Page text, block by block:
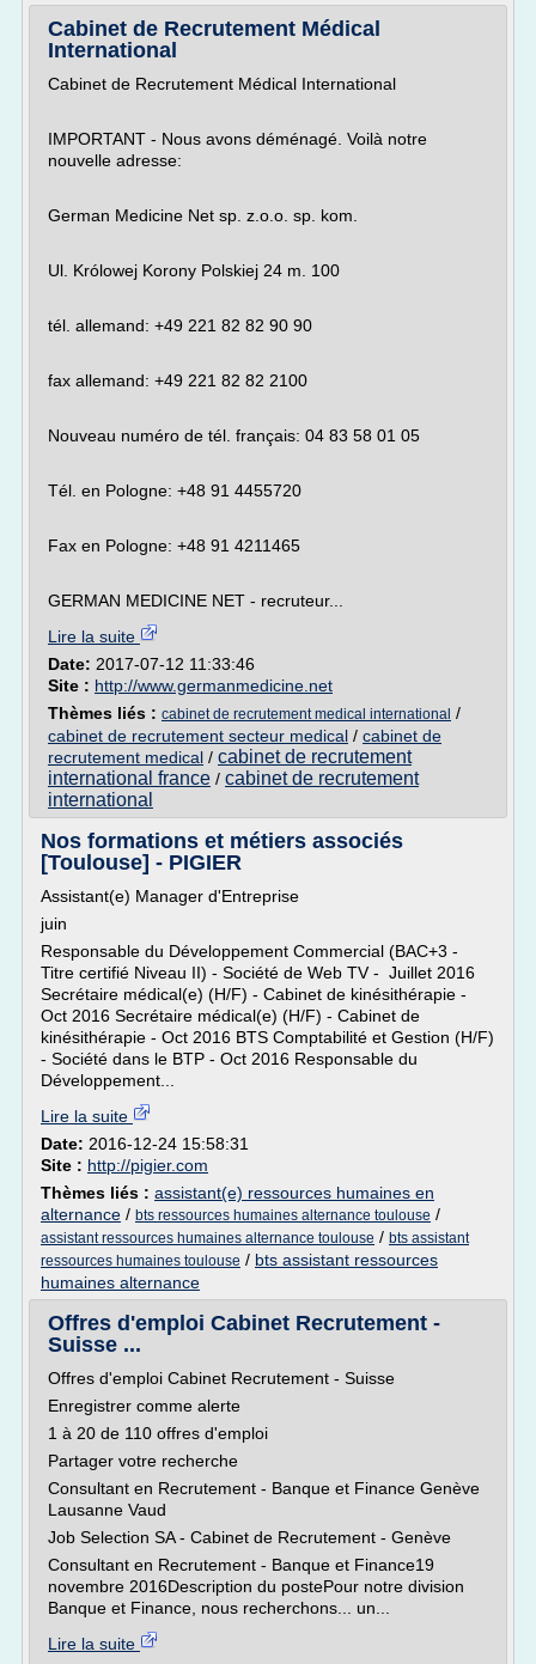
Cabinet de Recrutement Médical
International
Cabinet de Recrutement Médical International
IMPORTANT - Nous avons déménagé. Voilà notre
nouvelle adresse:
German Medicine Net sp. z.o.o. sp. kom.
Ul. Królowej Korony Polskiej 24 m. 100
tél. allemand: +49 221 82 82 90 90
fax allemand: +49 221 82 82 2100
Nouveau numéro de tél. français: 04 83 58 01 05
Tél. en Pologne: +48 91 4455720
Fax en Pologne: +48 91 4211465
GERMAN MEDICINE NET - recruteur...
Lire la suite
Date: 2017-07-12 11:33:46
Site : http://www.germanmedicine.net
Thèmes liés : cabinet de recrutement medical international /
cabinet de recrutement secteur medical / cabinet de
recrutement medical / cabinet de recrutement
international france / cabinet de recrutement
international
Nos formations et métiers associés
[Toulouse] - PIGIER
Assistant(e) Manager d'Entreprise
juin
Responsable du Développement Commercial (BAC+3 -
Titre certifié Niveau II) - Société de Web TV - Juillet 2016
Secrétaire médical(e) (H/F) - Cabinet de kinésithérapie -
Oct 2016 Secrétaire médical(e) (H/F) - Cabinet de
kinésithérapie - Oct 2016 BTS Comptabilité et Gestion (H/F)
- Société dans le BTP - Oct 2016 Responsable du
Développement...
Lire la suite
Date: 2016-12-24 15:58:31
Site : http://pigier.com
Thèmes liés : assistant(e) ressources humaines en
alternance / bts ressources humaines alternance toulouse /
assistant ressources humaines alternance toulouse / bts assistant
ressources humaines toulouse / bts assistant ressources
humaines alternance
Offres d'emploi Cabinet Recrutement -
Suisse ...
Offres d'emploi Cabinet Recrutement - Suisse
Enregistrer comme alerte
1 à 20 de 110 offres d'emploi
Partager votre recherche
Consultant en Recrutement - Banque et Finance Genève
Lausanne Vaud
Job Selection SA - Cabinet de Recrutement - Genève
Consultant en Recrutement - Banque et Finance19
novembre 2016Description du postePour notre division
Banque et Finance, nous recherchons... un...
Lire la suite